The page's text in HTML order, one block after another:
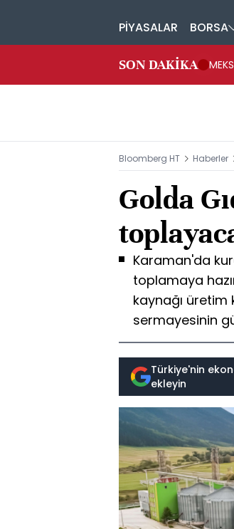
PİYASALAR BORSA
SON DAKİKA
Bloomberg HT Haberler
Golda
Karaman'da
toplamaya
kaynağı üretim
sermayesinin
Türkiye'nin
ekleyin